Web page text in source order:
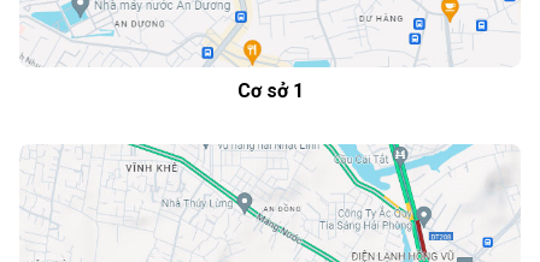
Cơ sở 1